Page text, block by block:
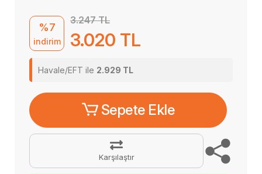
%7
indirim
3.247 TL
3.020 TL
Havale/EFT ile 2.929 TL
Sepete Ekle
Karşılaştır